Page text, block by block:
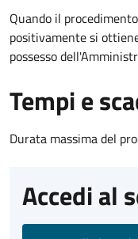
Quando il
positivamente si
possesso
Tempi e
Durata massima del
Accedi al